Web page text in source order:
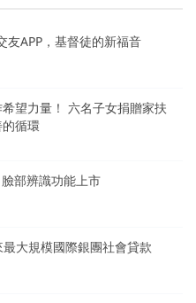
友APP，基督徒的新福音
望力量！ 六名子女捐贈家扶
的循環
部辨識功能上市
大規模國際銀團社會貸款